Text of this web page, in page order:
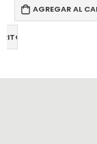
AGREGAR AL